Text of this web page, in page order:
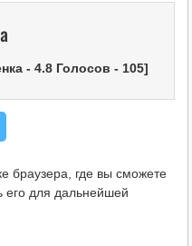
- 4.8Голосов - 105]
браузера, где вы сможете
его для дальнейшей